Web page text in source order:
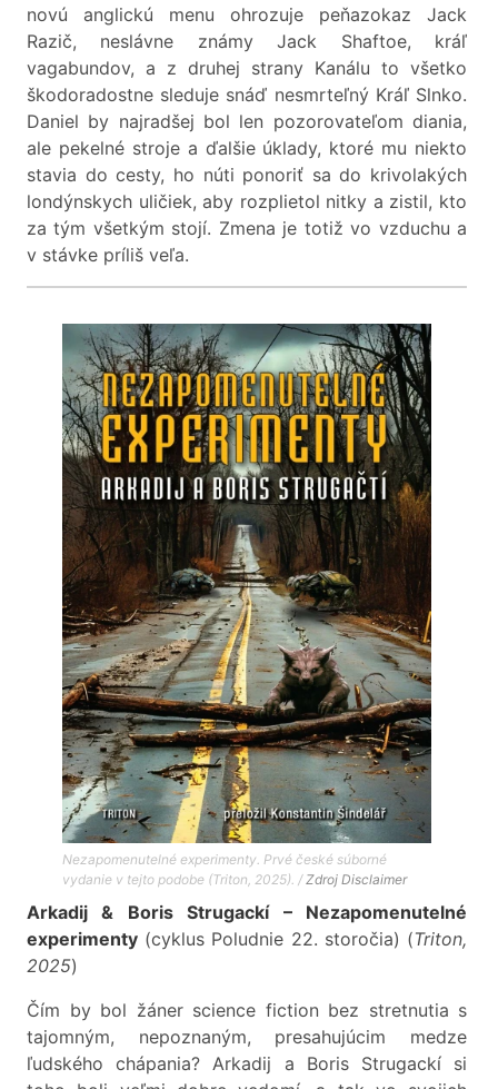
novú anglickú menu ohrozuje peňazokaz Jack
Razič, neslávne známy Jack Shaftoe, kráľ
vagabundov, a z druhej strany Kanálu to všetko
škodoradostne sleduje snáď nesmrteľný Kráľ Slnko.
Daniel by najradšej bol len pozorovateľom diania,
ale pekelné stroje a ďalšie úklady, ktoré mu niekto
stavia do cesty, ho núti ponoriť sa do krivolakých
londýnskych uličiek, aby rozplietol nitky a zistil, kto
za tým všetkým stojí. Zmena je totiž vo vzduchu a
v stávke príliš veľa.
Nezapomenutelné experimenty. Prvé české súborné
vydanie v tejto podobe (Triton, 2025). /Zdroj Disclaimer
Arkadij & Boris Strugackí – Nezapomenutelné
experimenty (cyklus Poludnie 22. storočia) (Triton,
2025)
Čím by bol žáner science fiction bez stretnutia s
tajomným, nepoznaným, presahujúcim medze
ľudského chápania? Arkadij a Boris Strugackí si